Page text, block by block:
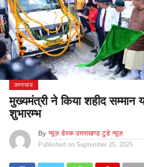
उत्तराखंड
मुख्यमंत्री ने किया शहीद सम्मान
शुभारम्भ
By न्यूज़ डेस्क उत्तराखण्ड टुडे न्यूज़
Published on September 25, 2025